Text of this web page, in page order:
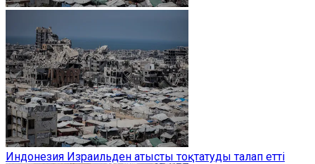
Индонезия Израильден атысты тоқтатуды талап етті